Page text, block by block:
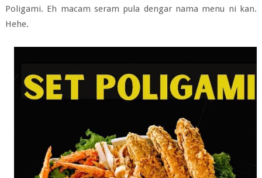
Poligami. Eh macam seram pula dengar nama menu ni kan.
Hehe.